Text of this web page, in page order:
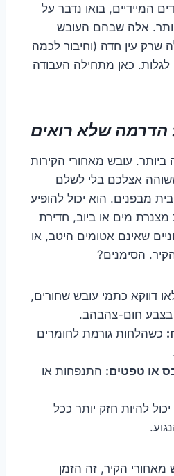
המיידיים, בואו נדבר על
אלה שבהם העובש
עין חדה (וחיבור לכמה
לגלות. כאן מתחילה העבודה
הדרמה שלא רואים
ביותר. עובש מאחורי הקירות
אצלכם בלי לשלם
מבפנים. הוא יכול להופיע
מצנרת מים או ביוב, חדירת
שאינם אטומים היטב, או
הסימנים?
דווקא כתמי עובש שחורים,
בצבע חום-צהבהב.
כשהלחות גורמת לחומרים
או טפטים: התנפחות או
להיות חזק יותר ככל
הקיר, זה הזמן